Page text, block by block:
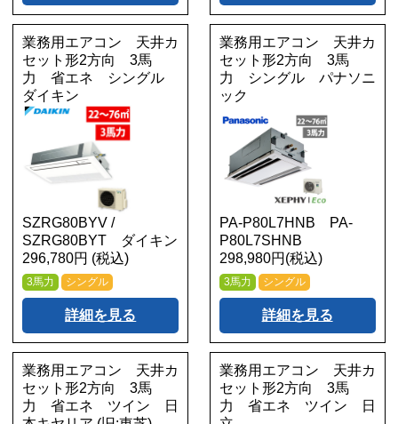
業務用エアコン 天井カ
セット形2方向 3馬
力 省エネ シングル
ダイキン
SZRG80BYV /
SZRG80BYT ダイキン
296,780円 (税込)
3馬力 シングル
詳細を見る
業務用エアコン 天井カ
セット形2方向 3馬
力 シングル パナソニ
ック
PA-P80L7HNB PA-
P80L7SHNB
298,980円(税込)
3馬力 シングル
詳細を見る
業務用エアコン 天井カ
セット形2方向 3馬
力 省エネ ツイン 日
業務用エアコン 天井カ
セット形2方向 3馬
力 省エネ ツイン 日